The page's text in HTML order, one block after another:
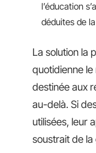
l’éducation
déduites de
La solution la
quotidienne
destinée aux
au-delà. Si
utilisées, leur
soustrait de la